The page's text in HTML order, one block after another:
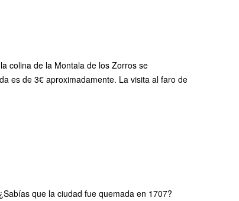
colina de la Montala de los Zorros se
es de 3€ aproximadamente. La visita al faro de
que la ciudad fue quemada en 1707?